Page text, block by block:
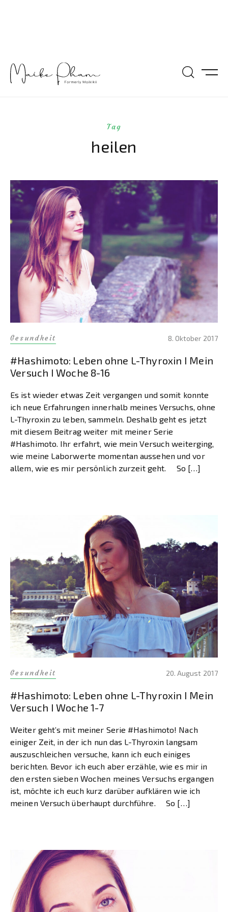
Tag
heilen
Gesundheit 8. Oktober 2017
#Hashimoto: Leben ohne L-Thyroxin I Mein
Versuch I Woche 8-16
Es ist wieder etwas Zeit vergangen und somit konnte
ich neue Erfahrungen innerhalb meines Versuchs, ohne
L-Thyroxin zu leben, sammeln. Deshalb geht es jetzt
mit diesem Beitrag weiter mit meiner Serie
#Hashimoto. Ihr erfahrt, wie mein Versuch weiterging,
wie meine Laborwerte momentan aussehen und vor
allem, wie es mir persönlich zurzeit geht. So […]
Gesundheit 20. August 2017
#Hashimoto: Leben ohne L-Thyroxin I Mein
Versuch I Woche 1-7
Weiter geht’s mit meiner Serie #Hashimoto! Nach
einiger Zeit, in der ich nun das L-Thyroxin langsam
auszuschleichen versuche, kann ich euch einiges
berichten. Bevor ich euch aber erzähle, wie es mir in
den ersten sieben Wochen meines Versuchs ergangen
ist, möchte ich euch kurz darüber aufklären wie ich
meinen Versuch überhaupt durchführe. So […]